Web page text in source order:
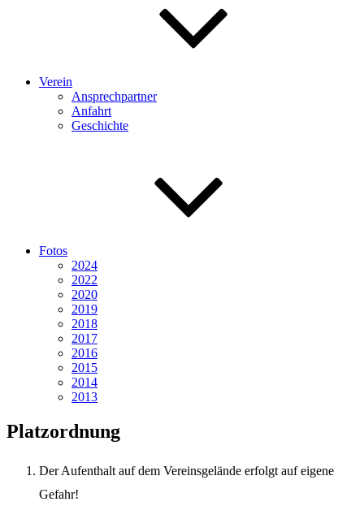
Verein
Ansprechpartner
Anfahrt
Geschichte
Fotos
2024
2022
2020
2019
2018
2017
2016
2015
2014
2013
Platzordnung
Der Aufenthalt auf dem Vereinsgelände erfolgt auf eigene
Gefahr!